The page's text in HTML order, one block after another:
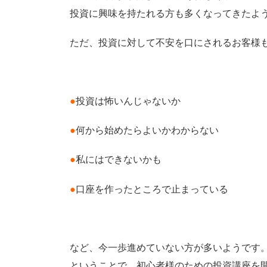
投資に興味を持たれる方も多くなってきたよ
ただ、投資に対して不安を口にされるお客様
●投資は怖いんじゃないか
●何から始めたらよいかわからない
●私にはできないかも
●口座を作ったところで止まっている
など、今一歩進めていない方が多いようです。